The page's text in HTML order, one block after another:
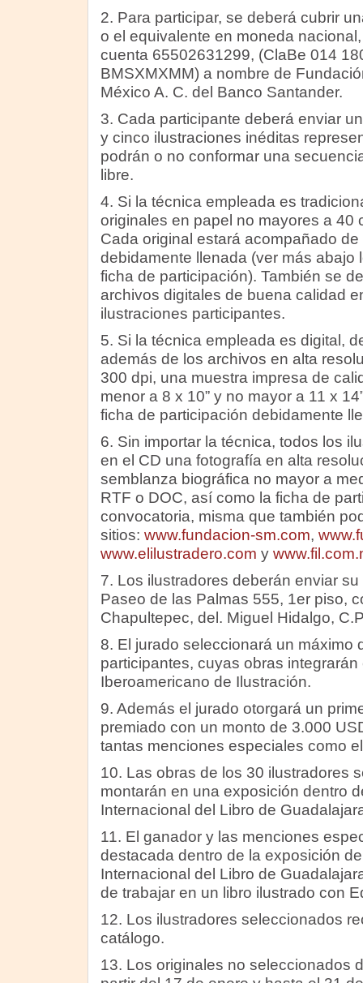
2. Para participar, se deberá cubrir
o el equivalente en moneda
cuenta 65502631299, (ClaBe 014
BMSXMXMM) a nombre de
México A. C. del Banco Santander.
3. Cada participante deberá enviar
y cinco ilustraciones inéditas
podrán o no conformar una
libre.
4. Si la técnica empleada es
originales en papel no mayores a 40
Cada original estará acompañado
debidamente llenada (ver más abajo
ficha de participación). También se
archivos digitales de buena calidad
ilustraciones participantes.
5. Si la técnica empleada es digital,
además de los archivos en alta
300 dpi, una muestra impresa de
menor a 8 x 10” y no mayor a 11 x
ficha de participación debidamente
6. Sin importar la técnica, todos los
en el CD una fotografía en alta
semblanza biográfica no mayor a
RTF o DOC, así como la ficha de
convocatoria, misma que también
sitios: www.fundacion-sm.com,
www.elilustradero.com y
7. Los ilustradores deberán enviar
Paseo de las Palmas 555, 1er piso,
Chapultepec, del. Miguel Hidalgo,
8. El jurado seleccionará un máximo
participantes, cuyas obras
Iberoamericano de Ilustración.
9. Además el jurado otorgará un
premiado con un monto de 3.000
tantas menciones especiales como
10. Las obras de los 30 ilustradores
montarán en una exposición dentro
Internacional del Libro de
11. El ganador y las menciones
destacada dentro de la exposición
Internacional del Libro de
de trabajar en un libro ilustrado con
12. Los ilustradores seleccionados
catálogo.
13. Los originales no seleccionados